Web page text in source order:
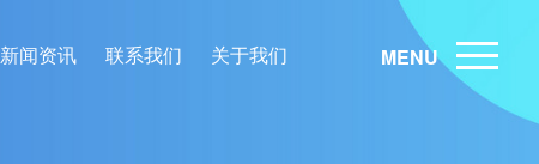
新闻资讯 联系我们 关于我们 MENU